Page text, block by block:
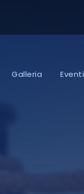
Galleria Eventi